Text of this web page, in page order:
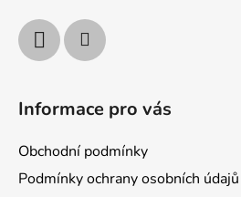
Informace pro vás
Obchodní podmínky
Podmínky ochrany osobních údajů